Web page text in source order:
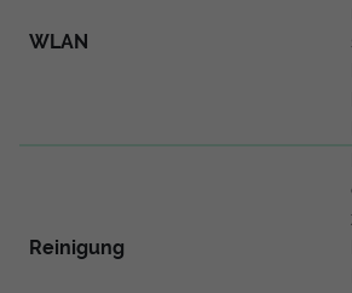
WLAN
Reinigung